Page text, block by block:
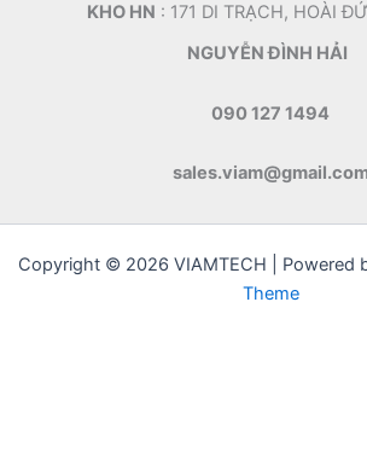
KHO HN : 171 DI TRẠCH, HOÀI
NGUYỄN ĐÌNH HẢI
090 127 1494
Copyright © 2026 VIAMTECH | Powered
Theme